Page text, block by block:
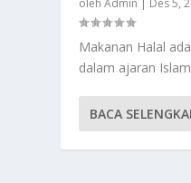
olehAdmin | Des 5,
Makanan Halal
dalam ajaran
BACA